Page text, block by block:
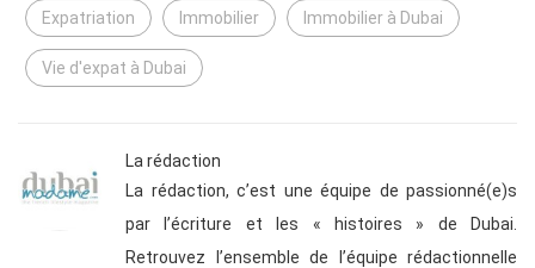
Expatriation Immobilier Immobilier à Dubai
Vie d'expat à Dubai
La rédaction
La rédaction, c’est une équipe de passionné(e)s
par l’écriture et les « histoires » de Dubai.
Retrouvez l’ensemble de l’équipe rédactionnelle